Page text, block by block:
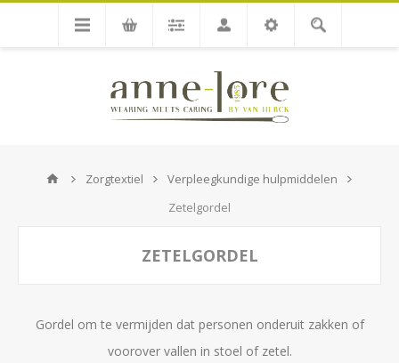
Zorgtextiel
Verpleegkundige hulpmiddelen
Zetelgordel
ZETELGORDEL
Gordel om te vermijden dat personen onderuit zakken of
voorover vallen in stoel of zetel.